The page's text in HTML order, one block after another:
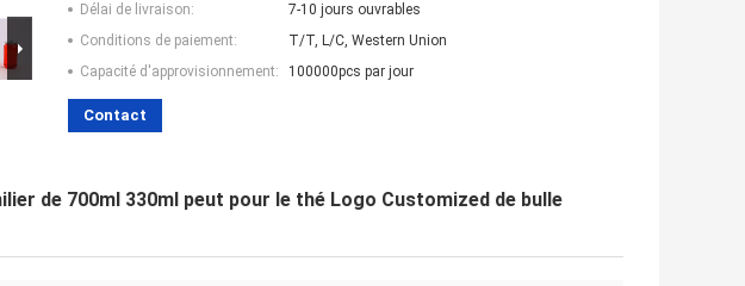
Délai de livraison:
7-10 jours ouvrables
Conditions de paiement:
T/T, L/C, Western Union
Capacité d'approvisionnement:
100000pcs par jour
Contact
de 700ml 330ml peut pour le thé Logo Customized de bulle